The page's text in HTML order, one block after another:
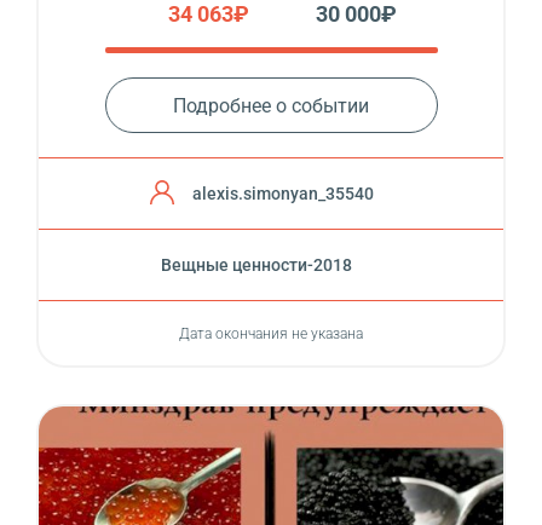
34 063₽ 30 000₽
Подробнее о событии
alexis.simonyan_35540
Вещные ценности-2018
Дата окончания не указана